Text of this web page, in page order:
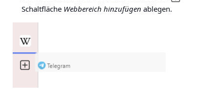
Schaltfläche Webbereich hinzufügen ablegen.